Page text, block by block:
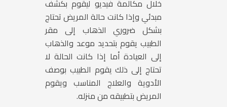
خلال مكالمة فيديو ليقوم بكشف
مبدئي وإذا كانت حالة المريض تحتاج
بشكل ضروري الذهاب إلى مقر
الطبيب يقوم بتحديد موعد والذهاب
إلى العيادة أما إذا كانت الحالة لا
تحتاج إلى ذلك يقوم الطبيب بوصف
الأدوية والعلاج المناسب ويقوم
المريض بتطبيقه من منزله.